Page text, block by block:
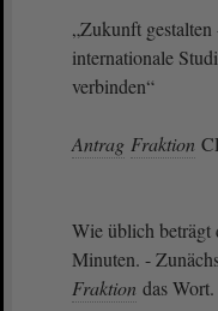
„Zukunft
internationale
verbinden“
Antrag Fraktion
Wie üblich beträgt
Minuten. -
Fraktion das Wort.